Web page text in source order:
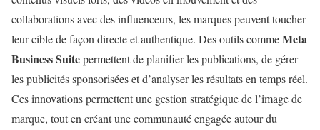
collaborations avec des influenceurs, les marques peuvent toucher
leur cible de façon directe et authentique. Des outils commeMeta
Business Suitepermettent de planifier les publications, de gérer
les publicités sponsorisées et d’analyser les résultats en temps réel.
Ces innovations permettent une gestion stratégique de l’image de
marque, tout en créant une communauté engagée autour du